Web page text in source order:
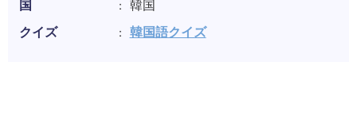
国
韓国
クイズ
韓国語クイズ